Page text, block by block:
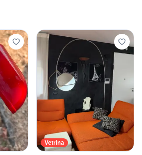
Vetrina